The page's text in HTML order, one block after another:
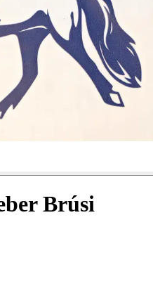
Brúsi